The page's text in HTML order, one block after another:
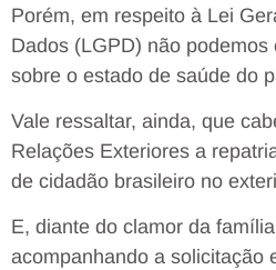
Porém, em respeito à Lei
Dados (LGPD) não
sobre o estado de saúde do
Vale ressaltar, ainda, que
Relações Exteriores a
de cidadão brasileiro no
E, diante do clamor da
acompanhando a solicitação